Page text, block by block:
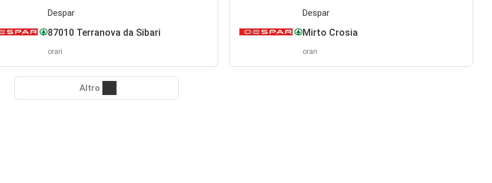
Despar
87010 Terranova da Sibari
orari
Despar
Mirto Crosia
orari
Altro